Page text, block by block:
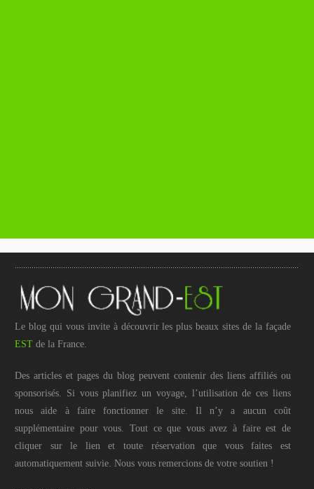
Le blog qui vous invite à découvrir les plus beaux sites de la façade
EST de la France.
Des articles et pages du blog peuvent contenir des liens affiliés ou
sponsorisés. Si vous planifiez un voyage, l’utilisation de ces liens
nous aide à faire fonctionner le site. Il n’y a aucun coût
supplémentaire pour vous. Tout ce que vous avez à faire est de
cliquer sur le lien et toute réservation que vous faites est
automatiquement suivie. Nous vous remercions de votre soutien !